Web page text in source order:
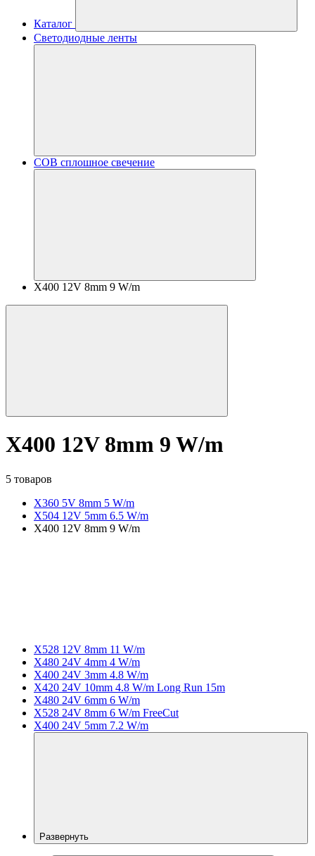
Каталог
Светодиодные ленты
COB сплошное свечение
X400 12V 8mm 9 W/m
X400 12V 8mm 9 W/m
5 товаров
X360 5V 8mm 5 W/m
X504 12V 5mm 6.5 W/m
X400 12V 8mm 9 W/m
X528 12V 8mm 11 W/m
X480 24V 4mm 4 W/m
X400 24V 3mm 4.8 W/m
X420 24V 10mm 4.8 W/m Long Run 15m
X480 24V 6mm 6 W/m
X528 24V 8mm 6 W/m FreeCut
X400 24V 5mm 7.2 W/m
Развернуть